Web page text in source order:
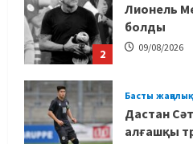
2
Лионель
болды
09/08/2026
Басты жаңалық
Дастан
алғашқы